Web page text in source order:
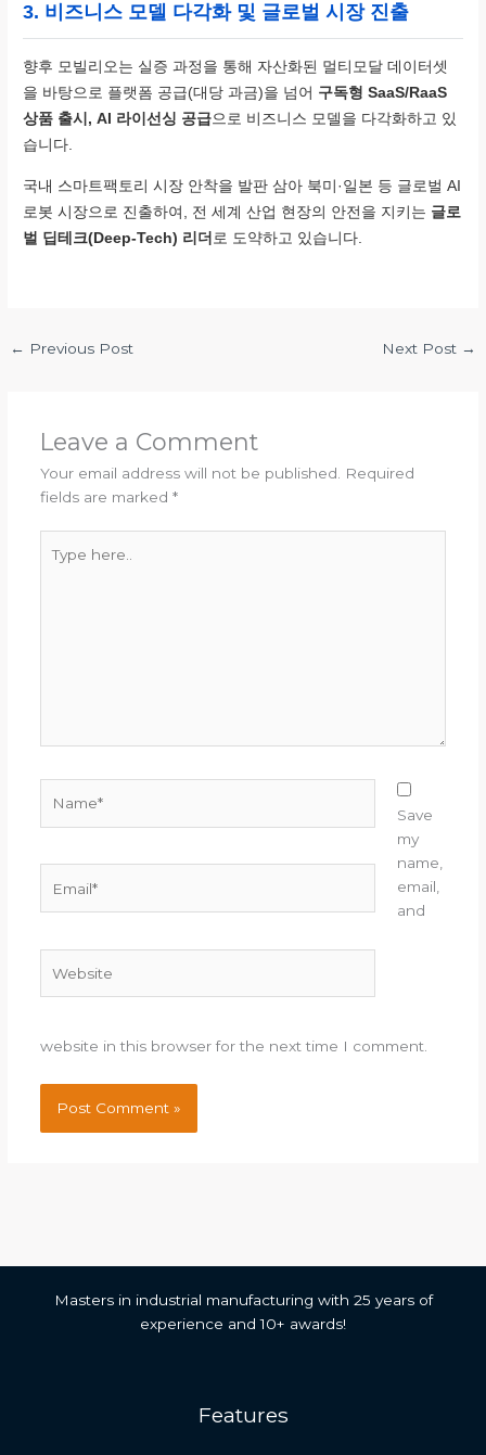
3. 비즈니스 모델 다각화 및 글로벌 시장 진출
향후 모빌리오는 실증 과정을 통해 자산화된 멀티모달 데이터셋
을 바탕으로 플랫폼 공급(대당 과금)을 넘어 구독형 SaaS/RaaS
상품 출시, AI 라이선싱 공급으로 비즈니스 모델을 다각화하고 있
습니다.
국내 스마트팩토리 시장 안착을 발판 삼아 북미·일본 등 글로벌 AI
로봇 시장으로 진출하여, 전 세계 산업 현장의 안전을 지키는 글로
벌 딥테크(Deep-Tech) 리더 로 도약하고 있습니다.
← Previous Post Next Post →
Leave a Comment
Your email address will not be published.
Required
fields are marked *
here..
Save
my
name,
email,
and
website in this browser for the next time I comment.
Masters in industrial manufacturing with 25 years of
experience and 10+ awards!
Features